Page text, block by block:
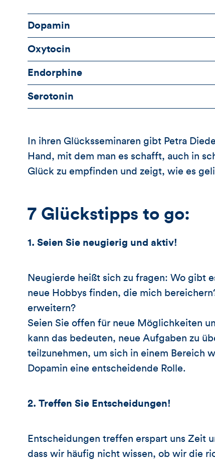
Dopamin
Oxytocin
Endorphine
Serotonin
In ihren Glücksseminaren gibt Petra
Hand, mit dem man es schafft, auch in
Glück zu empfinden und zeigt, wie es
7 Glückstipps to go:
1. Seien Sie neugierig und aktiv!
Neugierde heißt sich zu fragen: Wo gibt
neue Hobbys finden, die mich
erweitern?
Seien Sie offen für neue Möglichkeiten
kann das bedeuten, neue Aufgaben zu
teilzunehmen, um sich in einem Bereich
Dopamin eine entscheidende Rolle.
2. Treffen Sie Entscheidungen!
Entscheidungen treffen erspart uns Zeit
dass wir häufig nicht wissen, ob wir die